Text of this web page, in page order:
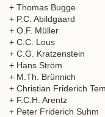
+ Thomas Bugge
+ P.C. Abildgaard
+ O.F. Müller
+ C.C. Lous
+ C.G. Kratzenstein
+ Hans Ström
+ M.Th. Brünnich
+ Christian Friderich
+ F.C.H. Arentz
+ Peter Friderich Suhm